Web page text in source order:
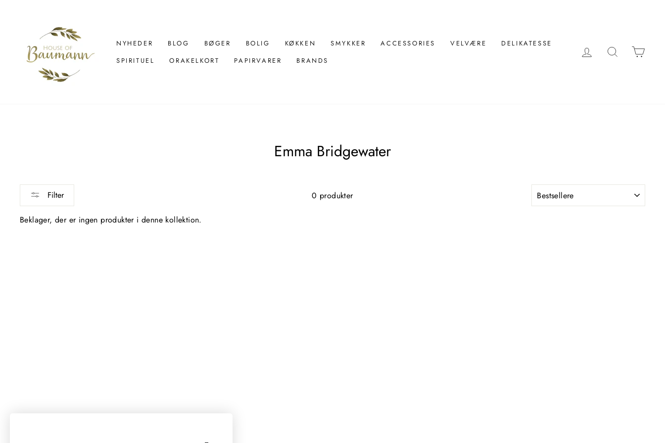
NYHEDER BLOG BØGER BOLIG KØKKEN SMYKKER ACCESSORIES VELVÆRE
DELIKATESSE
SPIRITUEL
ORAKELKORT PAPIRVARER BRANDS
LOG INDSØG
Emma Bridgewater
Filter 0 produkter
Beklager, der er ingen produkter i denne kollektion.